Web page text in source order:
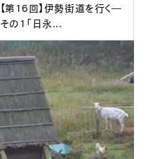
【第16回】伊勢街道を行く―
その1「日永...